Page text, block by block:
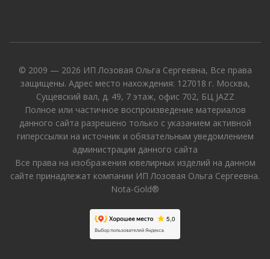
© 2009 — 2026 ИП Лозовая Ольга Сергеевна, Все права
защищены. Адрес место нахождения: 127018 г. Москва,
Сущевский вал, д. 49, 7 этаж, офис 702, БЦ JAZZ
Полное или частичное воспроизведение материалов
данного сайта разрешено только с указанием активной
гиперссылки на источник и обязательным уведомлением
администрации данного сайта
Все права на изображения ювелирных изделий на данном
сайте принадлежат компании ИП Лозовая Ольга Сергеевна.
Nota-Gold®